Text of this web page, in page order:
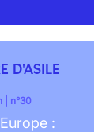
D'ASILE
| n°30
: